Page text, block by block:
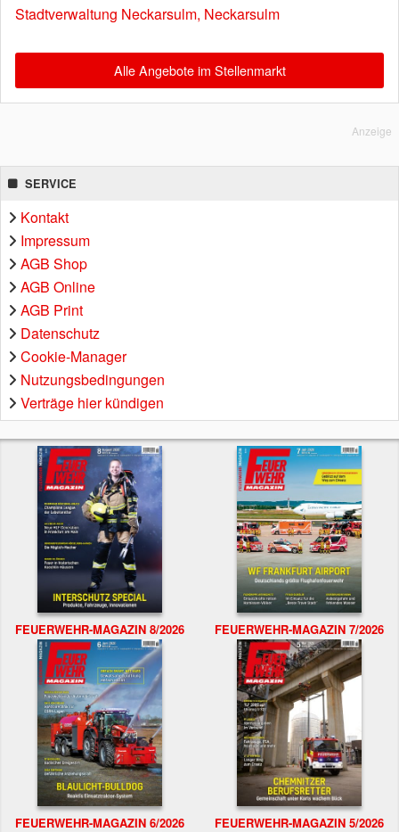
Stadtverwaltung Neckarsulm, Neckarsulm
Alle Angebote im Stellenmarkt
Anzeige
SERVICE
Kontakt
Impressum
AGB Shop
AGB Online
AGB Print
Datenschutz
Cookie-Manager
Nutzungsbedingungen
Verträge hier kündigen
FEUERWEHR-MAGAZIN 8/2026 FEUERWEHR-MAGAZIN 7/2026
FEUERWEHR-MAGAZIN 6/2026 FEUERWEHR-MAGAZIN 5/2026